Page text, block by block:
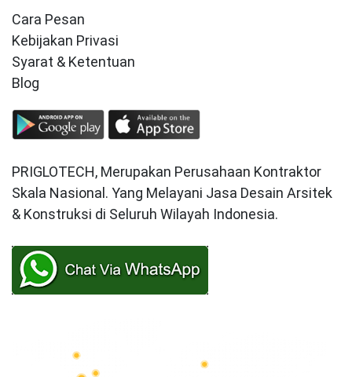
Cara Pesan
Kebijakan Privasi
Syarat & Ketentuan
Blog
PRIGLOTECH, Merupakan Perusahaan Kontraktor
Skala Nasional. Yang Melayani Jasa Desain Arsitek
& Konstruksi di Seluruh Wilayah Indonesia.